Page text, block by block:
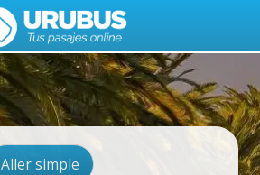
Aller simple